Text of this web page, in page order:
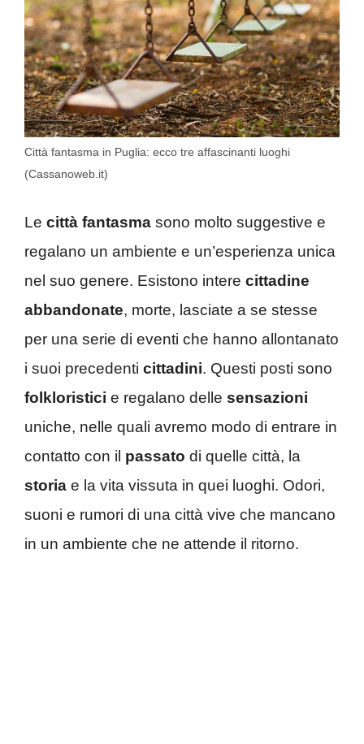
Città fantasma in Puglia: ecco tre affascinanti luoghi
(Cassanoweb.it)
Le città fantasma sono molto suggestive e
regalano un ambiente e un’esperienza unica
nel suo genere. Esistono intere cittadine
abbandonate, morte, lasciate a se stesse
per una serie di eventi che hanno allontanato
i suoi precedenti cittadini. Questi posti sono
folkloristici e regalano delle sensazioni
uniche, nelle quali avremo modo di entrare in
contatto con il passato di quelle città, la
storia e la vita vissuta in quei luoghi. Odori,
suoni e rumori di una città vive che mancano
in un ambiente che ne attende il ritorno.